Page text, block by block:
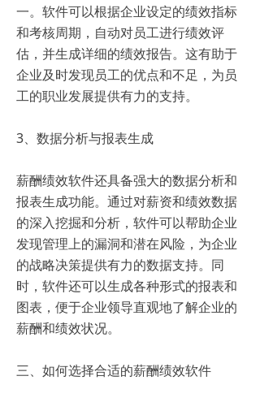
一。软件可以根据企业设定的绩效指标
和考核周期，自动对员工进行绩效评
估，并生成详细的绩效报告。这有助于
企业及时发现员工的优点和不足，为员
工的职业发展提供有力的支持。
3、数据分析与报表生成
薪酬绩效软件还具备强大的数据分析和
报表生成功能。通过对薪资和绩效数据
的深入挖掘和分析，软件可以帮助企业
发现管理上的漏洞和潜在风险，为企业
的战略决策提供有力的数据支持。同
时，软件还可以生成各种形式的报表和
图表，便于企业领导直观地了解企业的
薪酬和绩效状况。
三、如何选择合适的薪酬绩效软件